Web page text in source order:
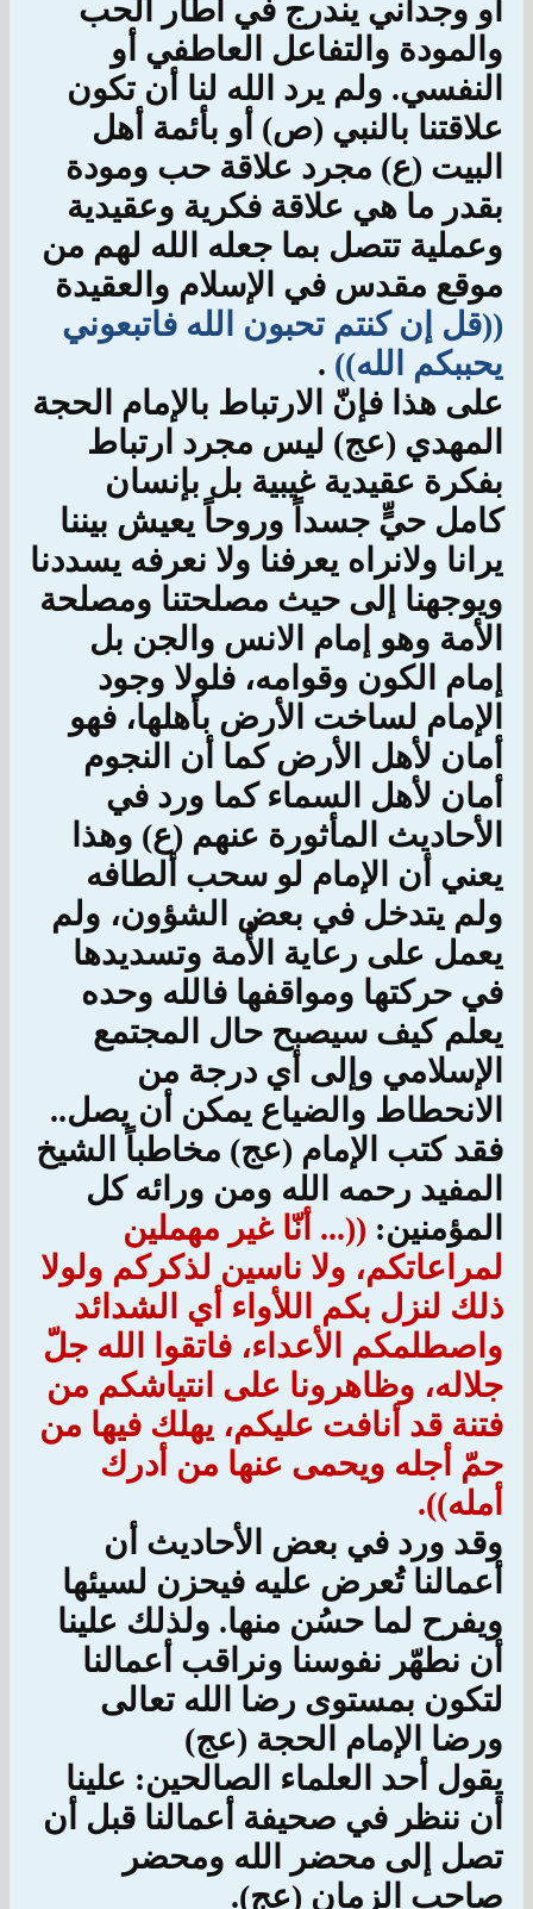
أو وجداني يندرج في اطار الحب
والمودة والتفاعل العاطفي أو
النفسي. ولم يرد الله لنا أن تكون
علاقتنا بالنبي (ص) أو بأئمة أهل
البيت (ع) مجرد علاقة حب ومودة
بقدر ما هي علاقة فكرية وعقيدية
وعملية تتصل بما جعله الله لهم من
موقع مقدس في الإسلام والعقيدة
((قل إن كنتم تحبون الله فاتبعوني
يحببكم الله)) .
على هذا فإنّ الارتباط بالإمام الحجة
المهدي (عج) ليس مجرد ارتباط
بفكرة عقيدية غيبية بل بإنسان
كامل حيٍّ جسداً وروحاً يعيش بيننا
يرانا ولانراه يعرفنا ولا نعرفه يسددنا
ويوجهنا إلى حيث مصلحتنا ومصلحة
الأمة وهو إمام الانس والجن بل
إمام الكون وقوامه، فلولا وجود
الإمام لساخت الأرض بأهلها، فهو
أمان لأهل الأرض كما أن النجوم
أمان لأهل السماء كما ورد في
الأحاديث المأثورة عنهم (ع) وهذا
يعني أن الإمام لو سحب ألطافه
ولم يتدخل في بعض الشؤون، ولم
يعمل على رعاية الأُمة وتسديدها
في حركتها ومواقفها فالله وحده
يعلم كيف سيصبح حال المجتمع
الإسلامي وإلى أي درجة من
الانحطاط والضياع يمكن أن يصل..
فقد كتب الإمام (عج) مخاطباً الشيخ
المفيد رحمه الله ومن ورائه كل
المؤمنين: ((... أنّا غير مهملين
لمراعاتكم، ولا ناسين لذكركم ولولا
ذلك لنزل بكم اللأواء أي الشدائد
واصطلمكم الأعداء، فاتقوا الله جلّ
جلاله، وظاهرونا على انتياشكم من
فتنة قد أنافت عليكم، يهلك فيها من
حمّ أجله ويحمى عنها من أدرك
أمله)).
وقد ورد في بعض الأحاديث أن
أعمالنا تُعرض عليه فيحزن لسيئها
ويفرح لما حسُن منها. ولذلك علينا
أن نطهّر نفوسنا ونراقب أعمالنا
لتكون بمستوى رضا الله تعالى
ورضا الإمام الحجة (عج)
يقول أحد العلماء الصالحين: علينا
أن ننظر في صحيفة أعمالنا قبل أن
تصل إلى محضر الله ومحضر
صاحب الزمان (عج).